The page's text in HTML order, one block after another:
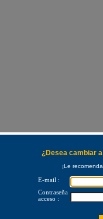
¿Desea cambiar
¡Le
E-mail :
Contraseña
acceso :